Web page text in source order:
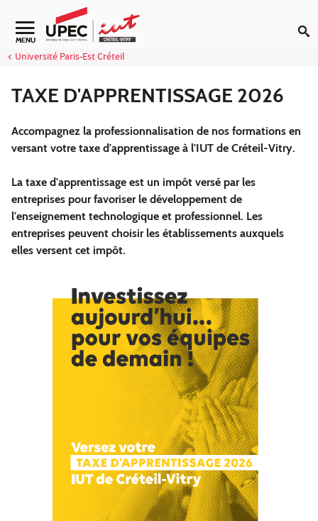
Aller au contenu
Navigation secondaire
MENU
Université Paris-Est Créteil
TAXE D'APPRENTISSAGE 2026
Accompagnez la professionnalisation de nos formations en
versant votre taxe d'apprentissage à l'IUT de Créteil-Vitry.
La taxe d'apprentissage est un impôt versé par les
entreprises pour favoriser le développement de
l'enseignement technologique et professionnel. Les
entreprises peuvent choisir les établissements auxquels
elles versent cet impôt.